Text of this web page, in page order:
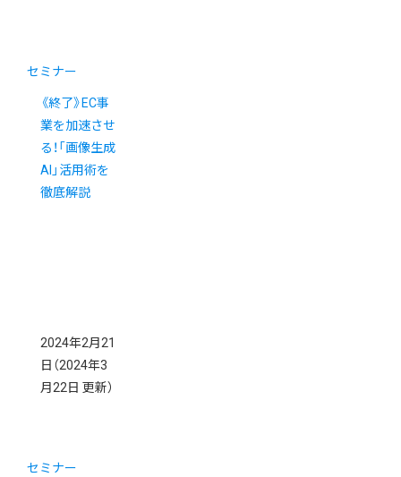
セミナー
《終了》EC事
業を加速させ
る！「画像生成
AI」活用術を
徹底解説
2024年2月21
日 （2024年3
月22日 更新）
セミナー